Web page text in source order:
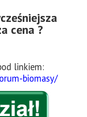
cena ?
linkiem:
biomasy/